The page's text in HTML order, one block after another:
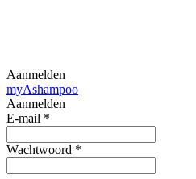
Aanmelden
myAshampoo
Aanmelden
E-mail *
Wachtwoord *